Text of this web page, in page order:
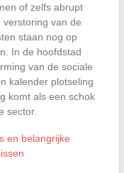
of zelfs abrupt
van de
staan nog op
In de hoofdstad
van de sociale
kalender plotseling
komt als een schok
sector.
en belangrijke